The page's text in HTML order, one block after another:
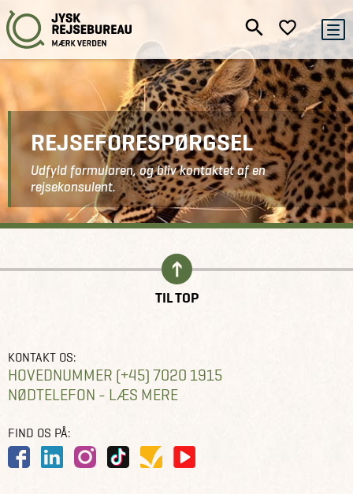
REJSEFORESPØRGSEL
Udfyld formularen, og bliv kontaktet af en
rejsekonsulent.
TIL TOP
KONTAKT OS:
HOVEDNUMMER (+45) 7020 1915
NØDTELEFON - LÆS MERE
FIND OS PÅ: